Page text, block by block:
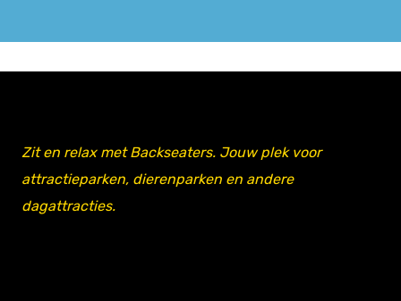
Zit en relax met Backseaters. Jouw plek voor
attractieparken, dierenparken en andere
dagattracties.